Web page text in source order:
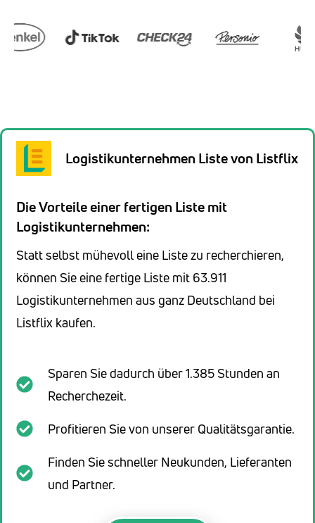
Logistikunternehmen Liste von Listflix
Die Vorteile einer fertigen Liste mit
Logistikunternehmen:
Statt selbst mühevoll eine Liste zu recherchieren,
können Sie eine fertige Liste mit 63.911
Logistikunternehmen aus ganz Deutschland bei
Listflix kaufen.
Sparen Sie dadurch über 1.385 Stunden an
Recherchezeit.
Profitieren Sie von unserer Qualitätsgarantie.
Finden Sie schneller Neukunden, Lieferanten
und Partner.